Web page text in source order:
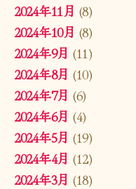
2024年11月 (8)
2024年10月 (8)
2024年9月 (11)
2024年8月 (10)
2024年7月 (6)
2024年6月 (4)
2024年5月 (19)
2024年4月 (12)
2024年3月 (18)